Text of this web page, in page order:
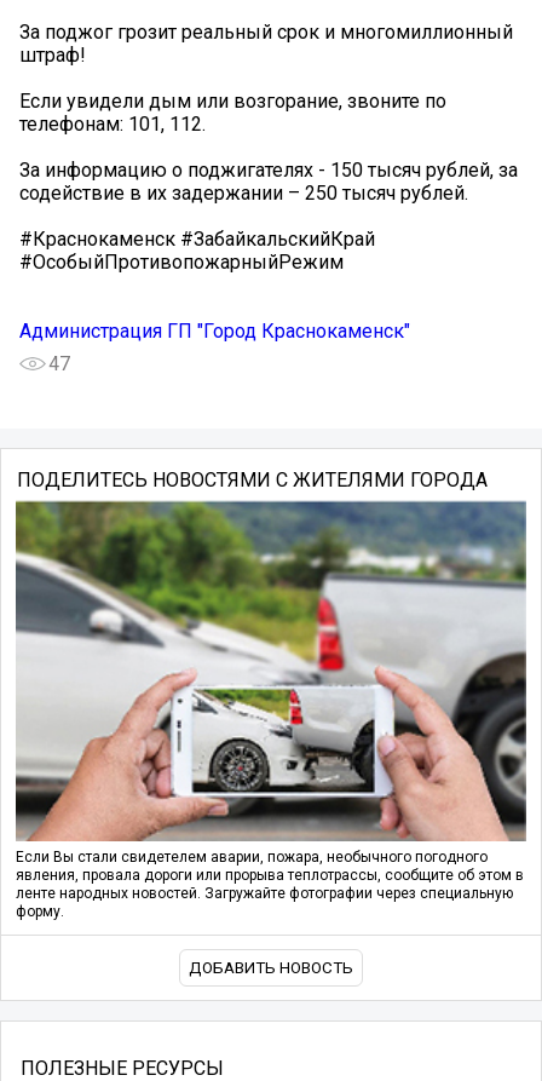
За поджог грозит реальный срок и многомиллионный
штраф!
Если увидели дым или возгорание, звоните по
телефонам: 101, 112.
За информацию о поджигателях - 150 тысяч рублей, за
содействие в их задержании – 250 тысяч рублей.
#Краснокаменск #ЗабайкальскийКрай
#ОсобыйПротивопожарныйРежим
Администрация ГП "Город Краснокаменск"
47
ПОДЕЛИТЕСЬ НОВОСТЯМИ С ЖИТЕЛЯМИ ГОРОДА
Если Вы стали свидетелем аварии, пожара, необычного погодного
явления, провала дороги или прорыва теплотрассы, сообщите об этом в
ленте народных новостей. Загружайте фотографии через специальную
форму.
ДОБАВИТЬ НОВОСТЬ
ПОЛЕЗНЫЕ РЕСУРСЫ